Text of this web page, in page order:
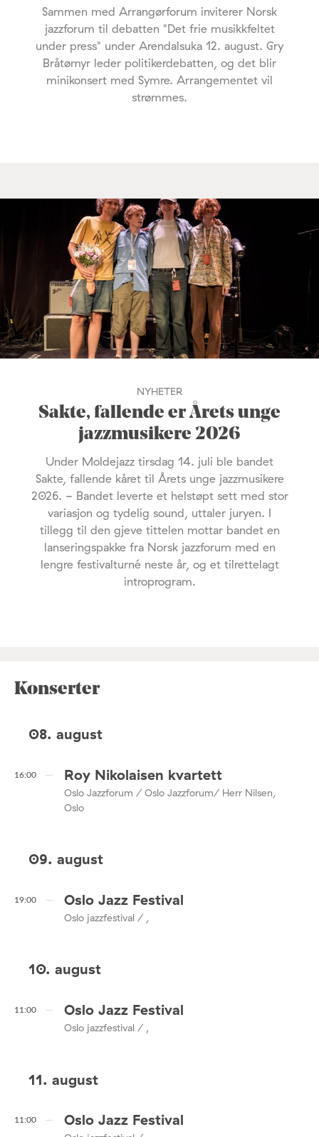
Sammen med Arrangørforum inviterer Norsk
jazzforum til debatten "Det frie musikkfeltet
under press" under Arendalsuka 12. august. Gry
Bråtømyr leder politikerdebatten, og det blir
minikonsert med Symre. Arrangementet vil
strømmes.
NYHETER
Sakte, fallende er Årets unge
jazzmusikere 2026
Under Moldejazz tirsdag 14. juli ble bandet
Sakte, fallende kåret til Årets unge jazzmusikere
2026. - Bandet leverte et helstøpt sett med stor
variasjon og tydelig sound, uttaler juryen. I
tillegg til den gjeve tittelen mottar bandet en
lanseringspakke fra Norsk jazzforum med en
lengre festivalturné neste år, og et tilrettelagt
introprogram.
Konserter
08. august
16:00 Roy Nikolaisen kvartett
Oslo Jazzforum / Oslo Jazzforum/ Herr Nilsen,
Oslo
09. august
19:00 Oslo Jazz Festival
Oslo jazzfestival / ,
10. august
11:00 Oslo Jazz Festival
Oslo jazzfestival / ,
11. august
11:00 Oslo Jazz Festival